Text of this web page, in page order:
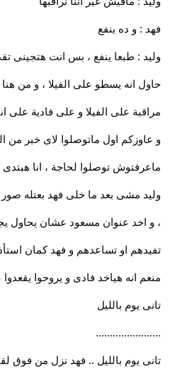
فهد : و ده ينفع
وليد : طبعا ينفع ، بس انت هتجينى
حاول انه يسطو على الفيلا ، و من
مراقبة على الفيلا و على فادية على
و عاوزكم اول ماتوصلوا لاى خبر
ماعرفتوش توصلوا لحاجة ، انا
وليد مشى بعد ما خلى فهد بعتله
، و اخد عنوان مسعود عشان يحاول
تفيدهم او تساعدهم و فهد كمان
منعم انه هياخد فادى و يروحوا يقعدوا
تانى يوم بالليل
…………………..
تانى يوم بالليل .. فهد نزل من فوق